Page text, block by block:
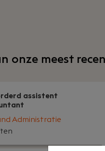
onze meest
assistent
Administratie